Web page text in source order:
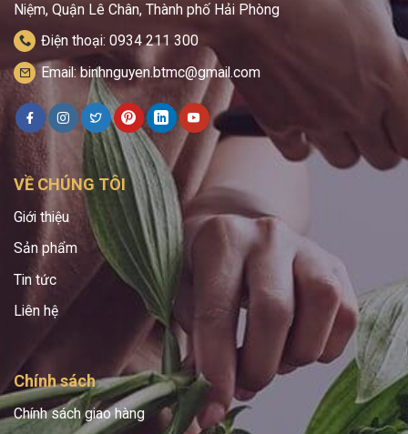
Niệm, Quận Lê Chân, Thành phố Hải Phòng
Điện thoại: 0934 211 300
Email: binhnguyen.btmc@gmail.com
VỀ CHÚNG TÔI
Giới thiệu
Sản phẩm
Tin tức
Liên hệ
Chính sách
Chính sách giao hàng